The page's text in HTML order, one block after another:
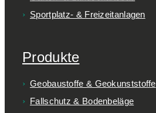
Sportplatz- & Freizeitanlagen
Produkte
Geobaustoffe & Geokunststoffe
Fallschutz & Bodenbeläge